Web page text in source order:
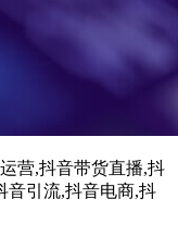
营,抖音带货直播,抖
音引流,抖音电商,抖